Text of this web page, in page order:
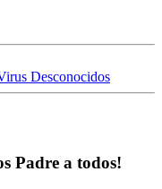
Desconocidos
Padre a todos!